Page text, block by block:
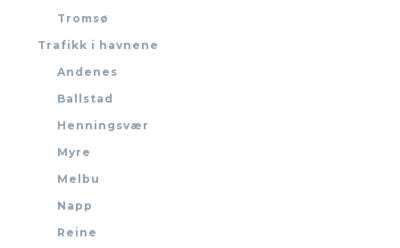
Tromsø
Trafikk i havnene
Andenes
Ballstad
Henningsvær
Myre
Melbu
Napp
Reine